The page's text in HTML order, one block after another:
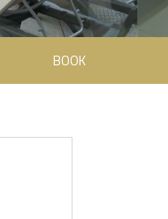
BOOK